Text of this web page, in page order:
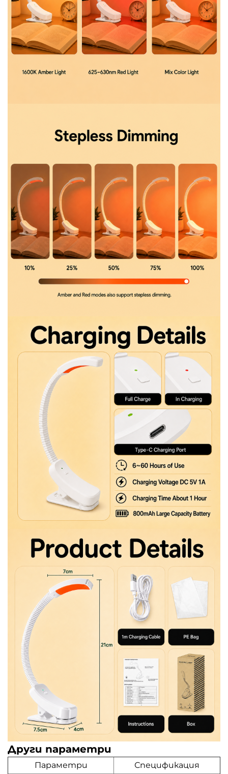
Други параметри
Параметри
Спецификация